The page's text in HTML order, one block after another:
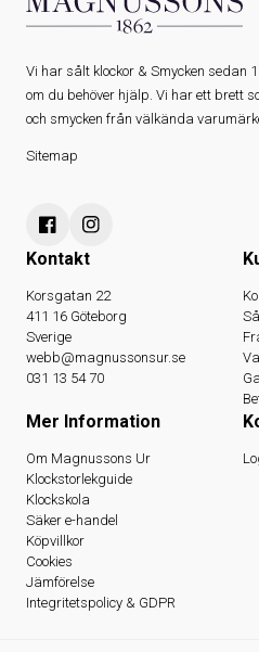
Vi har sålt klockor & Smycken sedan
om du behöver hjälp. Vi har ett brett
och smycken från välkända
Sitemap
Kontakt
Korsgatan 22
411 16 Göteborg
Sverige
webb@magnussonsur.se
031 13 54 70
Mer Information
Om Magnussons Ur
Klockstorlekguide
Klockskola
Säker e-handel
Köpvillkor
Cookies
Jämförelse
Integritetspolicy & GDPR